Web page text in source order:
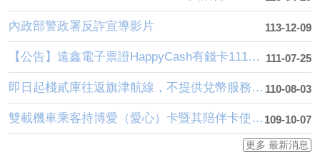
113-12-09
內政部警政署反詐宣導影片
111-07-25
【公告】遠鑫電子票證HappyCash有錢卡111年8月1日起終止於本公司交易服務
110-08-03
即日起棧貳庫往返旗津航線，不提供兌幣服務，請自備零錢或使用電子票證登船
109-10-07
雙載機車乘客持博愛（愛心）卡暨其陪伴卡使用方式!!!
更多 最新消息